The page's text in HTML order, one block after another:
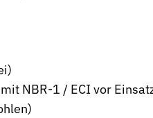
im Pneumatikzylinder
Flächen, Flansche und
NBR-1 / ECI vor